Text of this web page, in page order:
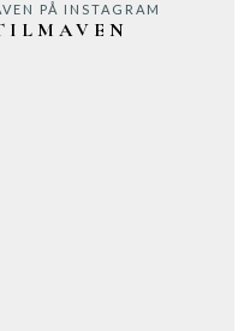
PÅ INSTAGRAM